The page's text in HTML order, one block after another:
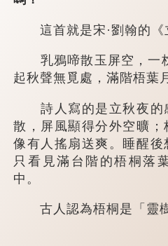
這首就是宋·劉翰的《
乳鴉啼散玉屏空，
起秋聲無覓處，滿階梧葉
詩人寫的是立秋夜的
散，屏風顯得分外空曠
像有人搖扇送爽。睡醒後
只看見滿台階的梧桐落
中。
古人認為梧桐是「靈